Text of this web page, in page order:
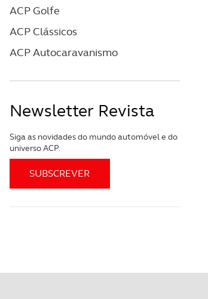
ACP Golfe
ACP Clássicos
ACP Autocaravanismo
Newsletter Revista
Siga as novidades do mundo automóvel e do
universo ACP.